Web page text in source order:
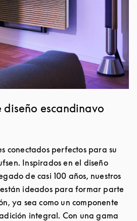
diseño escandinavo
conectados perfectos para su
Inspirados en el diseño
de casi 100 años, nuestros
ideados para formar parte
ya sea como un componente
integral. Con una gama